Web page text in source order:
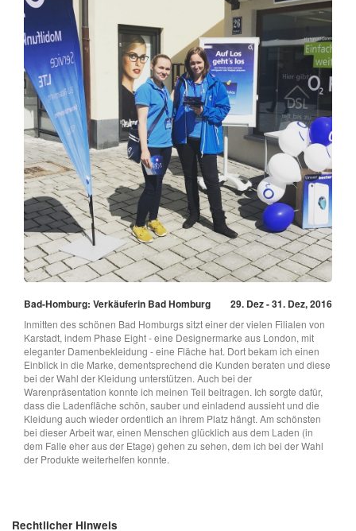
Bad-Homburg: Verkäuferin Bad Homburg 29. Dez - 31. Dez, 2016
Inmitten des schönen Bad Homburgs sitzt einer der vielen Filialen von
Karstadt, indem Phase Eight - eine Designermarke aus London, mit
eleganter Damenbekleidung - eine Fläche hat. Dort bekam ich einen
Einblick in die Marke, dementsprechend die Kunden beraten und diese
bei der Wahl der Kleidung unterstützen. Auch bei der
Warenpräsentation konnte ich meinen Teil beitragen. Ich sorgte dafür,
dass die Ladenfläche schön, sauber und einladend aussieht und die
Kleidung auch wieder ordentlich an ihrem Platz hängt. Am schönsten
bei dieser Arbeit war, einen Menschen glücklich aus dem Laden (in
dem Falle eher aus der Etage) gehen zu sehen, dem ich bei der Wahl
der Produkte weiterhelfen konnte.
Rechtlicher Hinweis